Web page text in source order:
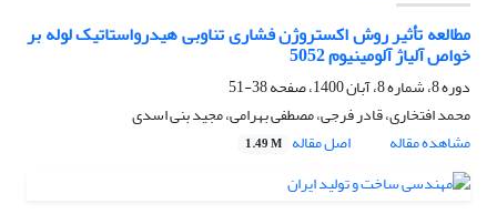
مطالعه تأثیر روش اکستروژن فشاری تناوبی هیدرواستاتیک لوله بر
خواص آلیاژ آلومینیوم 5052
دوره 8، شماره 8، آبان 1400، صفحه
38-51
محمد افتخاری، قادر فرجی، مصطفی بهرامی، مجید بنی اسدی
مشاهده مقاله
اصل مقاله 1.49 M